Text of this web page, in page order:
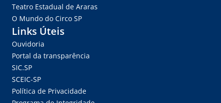
Teatro Estadual de Araras
O Mundo do Circo SP
Links Úteis
Ouvidoria
Portal da transparência
SIC.SP
SCEIC-SP
Política de Privacidade